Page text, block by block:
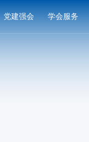
党建强会 学会服务